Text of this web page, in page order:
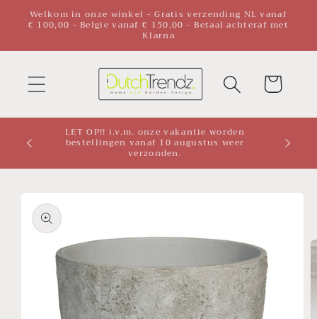
naar de
Welkom in onze winkel - Gratis verzending NL vanaf
€ 100,00 - Belgie vanaf € 150,00 - Betaal achteraf met
Klarna
Winkelwagen
LET OP!! i.v.m. onze vakantie worden
bestellingen vanaf 10 augustus weer
verzonden.
direct naar